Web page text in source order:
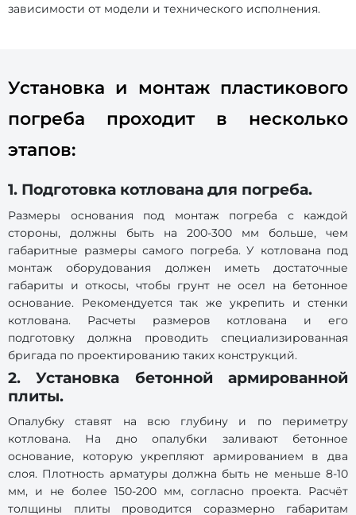
зависимости от модели и технического исполнения.
Установка и монтаж пластикового
погреба проходит в несколько
этапов:
1. Подготовка котлована для погреба.
Размеры основания под монтаж погреба с каждой
стороны, должны быть на 200-300 мм больше, чем
габаритные размеры самого погреба. У котлована под
монтаж оборудования должен иметь достаточные
габариты и откосы, чтобы грунт не осел на бетонное
основание. Рекомендуется так же укрепить и стенки
котлована. Расчеты размеров котлована и его
подготовку должна проводить специализированная
бригада по проектированию таких конструкций.
2. Установка бетонной армированной
плиты.
Опалубку ставят на всю глубину и по периметру
котлована. На дно опалубки заливают бетонное
основание, которую укрепляют армированием в два
слоя. Плотность арматуры должна быть не меньше 8-10
мм, и не более 150-200 мм, согласно проекта. Расчёт
толщины плиты проводится соразмерно габаритам